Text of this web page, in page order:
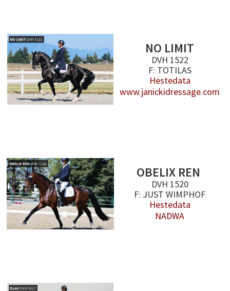
NO LIMIT
DVH 1522
F: TOTILAS
Hestedata
www.janickidressage.com
OBELIX REN
DVH 1520
F: JUST WIMPHOF
Hestedata
NADWA